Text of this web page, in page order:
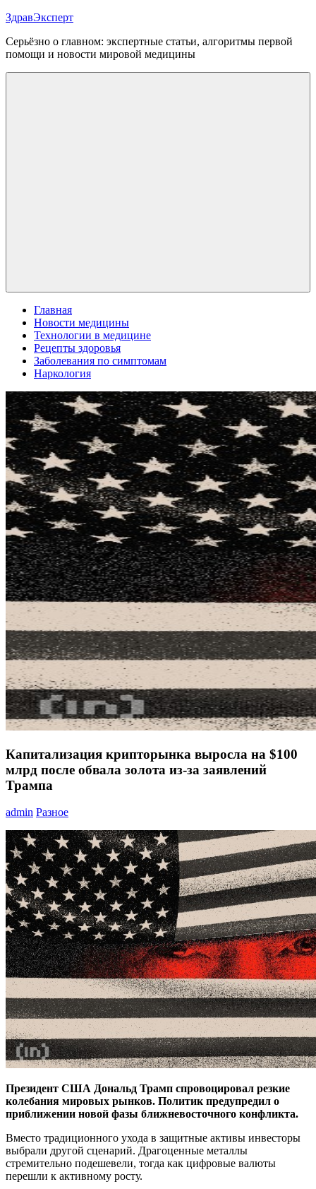
Перейти
содержимому
ЗдравЭксперт
Серьёзно о главном: экспертные статьи, алгоритмы первой
помощи и новости мировой медицины
Главная
Новости медицины
Технологии в медицине
Рецепты здоровья
Заболевания по симптомам
Наркология
Капитализация крипторынка выросла на $100
млрд после обвала золота из-за заявлений
Трампа
admin Разное
Президент США Дональд Трамп спровоцировал резкие
колебания мировых рынков. Политик предупредил о
приближении новой фазы ближневосточного конфликта.
Вместо традиционного ухода в защитные активы инвесторы
выбрали другой сценарий. Драгоценные металлы
стремительно подешевели, тогда как цифровые валюты
перешли к активному росту.